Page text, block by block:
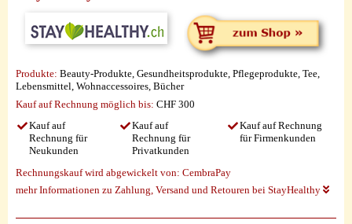
Produkte: Beauty-Produkte, Gesundheitsprodukte, Pflegeprodukte, Tee,
Lebensmittel, Wohnaccessoires, Bücher
Kauf auf Rechnung möglich bis: CHF 300
Kauf auf
Rechnung für
Neukunden
Kauf auf
Rechnung für
Privatkunden
Kauf auf Rechnung
für Firmenkunden
Rechnungskauf wird abgewickelt von: CembraPay
mehr Informationen zu Zahlung, Versand und Retouren bei StayHealthy